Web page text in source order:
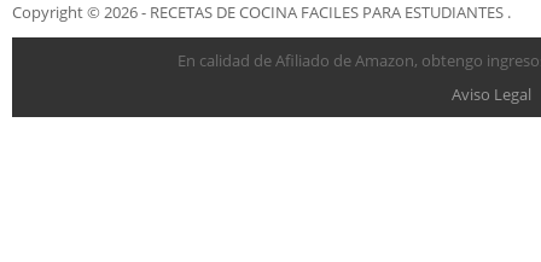
Copyright © 2026 - RECETAS DE COCINA FACILES PARA ESTUDIANTES .
En calidad de Afiliado de Amazon, obtengo
Aviso Legal